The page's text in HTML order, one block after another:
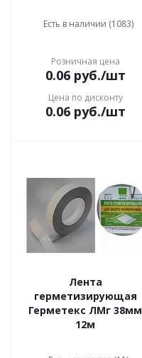
Есть в наличии (1083)
Розничная цена
0.06руб./шт
Цена по дисконту
0.06руб./шт
Лента
герметизирующая
Герметекс ЛМг 38мм
12м